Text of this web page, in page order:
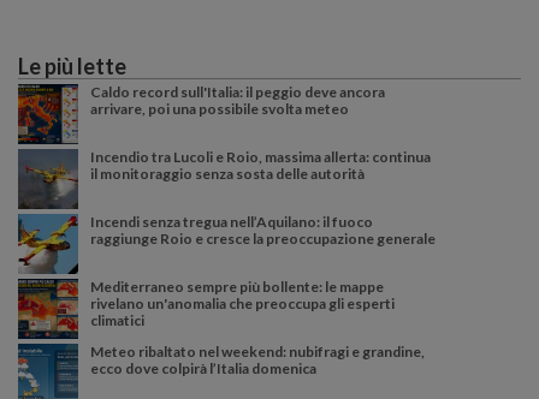
Le più lette
Caldo record sull'Italia: il peggio deve ancora
arrivare, poi una possibile svolta meteo
Incendio tra Lucoli e Roio, massima allerta: continua
il monitoraggio senza sosta delle autorità
Incendi senza tregua nell’Aquilano: il fuoco
raggiunge Roio e cresce la preoccupazione generale
Mediterraneo sempre più bollente: le mappe
rivelano un'anomalia che preoccupa gli esperti
climatici
Meteo ribaltato nel weekend: nubifragi e grandine,
ecco dove colpirà l’Italia domenica